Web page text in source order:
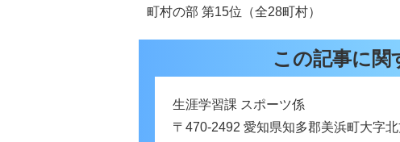
町村の部 第15位（全28町村）
この記事に関
生涯学習課 スポーツ係
〒470-2492 愛知県知多郡美浜町大字